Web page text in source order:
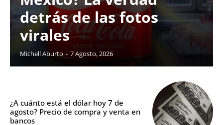
detrás de las fotos
virales
Michell Aburto - 7 Agosto, 2026
¿A cuánto está el dólar hoy 7 de
agosto? Precio de compra y venta en
bancos